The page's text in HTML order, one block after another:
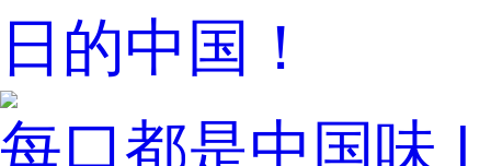
日的中国！
每口都是中国味 |